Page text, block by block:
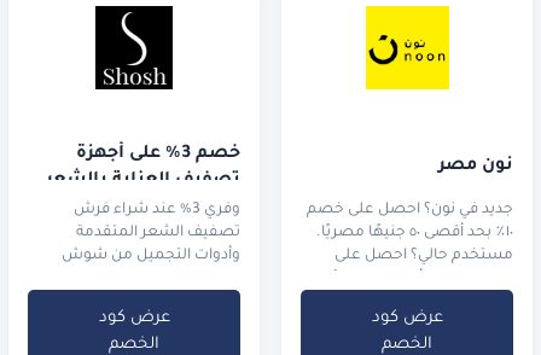
نون مصر
جديد في نون؟ احصل على خصم
١٠٪ بحد أقصى ٥٠ جنيهًا مصريًا.
مستخدم حالي؟ احصل على
عرض كود
الخصم
خصم 3% على أجهزة
تصفيف العناية بالشعر
وفري 3% عند شراء فرش
تصفيف الشعر المتقدمة
وأدوات التجميل من شوش
عرض كود
الخصم